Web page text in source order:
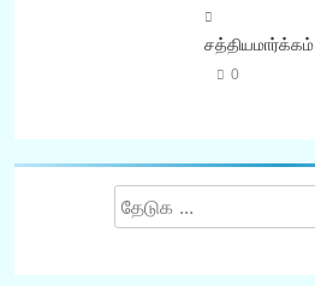
சத்தியமார்க்கம்
0